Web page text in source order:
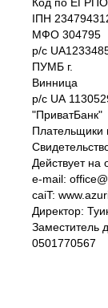
Код по
IПH
МФО 304795
р/с
ПУМБ г.
Винница
р/с UА
"ПриватБанк"
Плательщики
Действует на
e-mail:
caiT:
Директор:
Заместитель
0501770567